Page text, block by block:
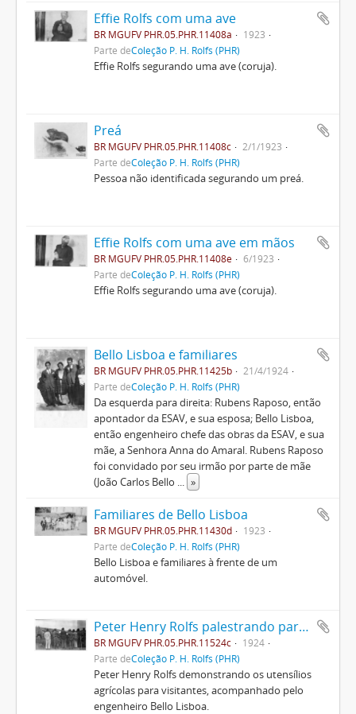
Effie Rolfs com uma ave
BR MGUFV PHR.05.PHR.11408a
1923
Parte deColeção P. H. Rolfs (PHR)
Effie Rolfs segurando uma ave (coruja).
Preá
BR MGUFV PHR.05.PHR.11408c
2/1/1923
Parte deColeção P. H. Rolfs (PHR)
Pessoa não identificada segurando um preá.
Effie Rolfs com uma ave em mãos
BR MGUFV PHR.05.PHR.11408e
6/1923
Parte deColeção P. H. Rolfs (PHR)
Effie Rolfs segurando uma ave (coruja).
Bello Lisboa e familiares
BR MGUFV PHR.05.PHR.11425b
21/4/1924
Parte deColeção P. H. Rolfs (PHR)
Da esquerda para direita: Rubens Raposo, então
apontador da ESAV, e sua esposa; Bello Lisboa,
então engenheiro chefe das obras da ESAV, e sua
mãe, a Senhora Anna do Amaral. Rubens Raposo
foi convidado por seu irmão por parte de mãe
(João Carlos Bello
»
Familiares de Bello Lisboa
BR MGUFV PHR.05.PHR.11430d
1923
Parte deColeção P. H. Rolfs (PHR)
Bello Lisboa e familiares à frente de um
automóvel.
Peter Henry Rolfs palestrando para visitantes
BR MGUFV PHR.05.PHR.11524c
1924
Parte deColeção P. H. Rolfs (PHR)
Peter Henry Rolfs demonstrando os utensílios
agrícolas para visitantes, acompanhado pelo
engenheiro Bello Lisboa.